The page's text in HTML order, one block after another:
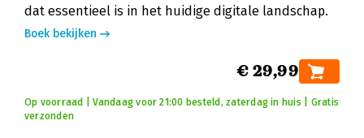
dat essentieel is in het huidige digitale landschap.
Boek bekijken
€ 29,99
Op voorraad | Vandaag voor 21:00 besteld, zaterdag in huis | Gratis
verzonden